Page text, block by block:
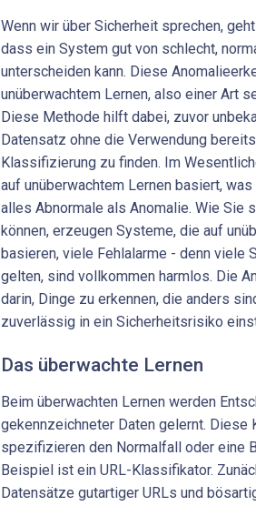
Wenn wir über Sicherheit sprechen,
dass ein System gut von schlecht,
unterscheiden kann. Diese
unüberwachtem Lernen, also einer Art
Diese Methode hilft dabei, zuvor
Datensatz ohne die Verwendung
Klassifizierung zu finden. Im
auf unüberwachtem Lernen basiert,
alles Abnormale als Anomalie. Wie Sie
können, erzeugen Systeme, die auf
basieren, viele Fehlalarme - denn viele
gelten, sind vollkommen harmlos. Die
darin, Dinge zu erkennen, die anders
zuverlässig in ein Sicherheitsrisiko
Das überwachte Lernen
Beim überwachten Lernen werden
gekennzeichneter Daten gelernt. Diese
spezifizieren den Normalfall oder eine
Beispiel ist ein URL-Klassifikator.
Datensätze gutartiger URLs und